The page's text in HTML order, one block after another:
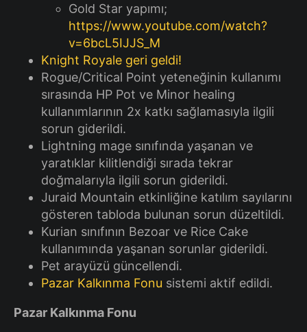
Gold Star yapımı;
https://www.youtube.com/watch?
v=6bcL5IJJS_M
Knight Royale geri geldi!
Rogue/Critical Point yeteneğinin kullanımı
sırasında HP Pot ve Minor healing
kullanımlarının 2x katkı sağlamasıyla ilgili
sorun giderildi.
Lightning mage sınıfında yaşanan ve
yaratıklar kilitlendiği sırada tekrar
doğmalarıyla ilgili sorun giderildi.
Juraid Mountain etkinliğine katılım sayılarını
gösteren tabloda bulunan sorun düzeltildi.
Kurian sınıfının Bezoar ve Rice Cake
kullanımında yaşanan sorunlar giderildi.
Pet arayüzü güncellendi.
Pazar Kalkınma Fonu sistemi aktif edildi.
Pazar Kalkınma Fonu